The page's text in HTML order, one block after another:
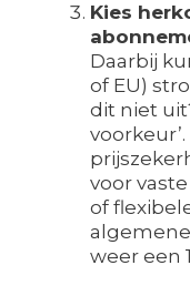
Kies
Daarbij
of EU)
dit niet
voor
of
weer een